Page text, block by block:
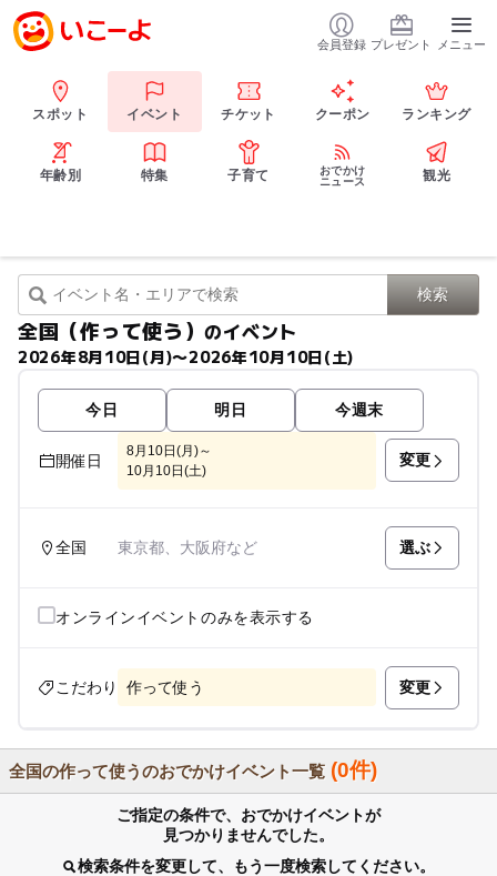
会員登録 プレゼント メニュー
スポット イベント チケット クーポン ランキング
年齢別 特集 子育て
おでかけ
ニュース
観光
全国（作って使う）のイベント
2026年8月10日(月)〜2026年10月10日(土)
今日 明日 今週末
開催日
8月10日(月)～
10月10日(土)
変更
全国 東京都、大阪府など 選ぶ
オンラインイベントのみを表示する
こだわり 作って使う 変更
全国の作って使うのおでかけイベント一覧 (0件)
ご指定の条件で、おでかけイベントが
見つかりませんでした。
検索条件を変更して、もう一度検索してください。